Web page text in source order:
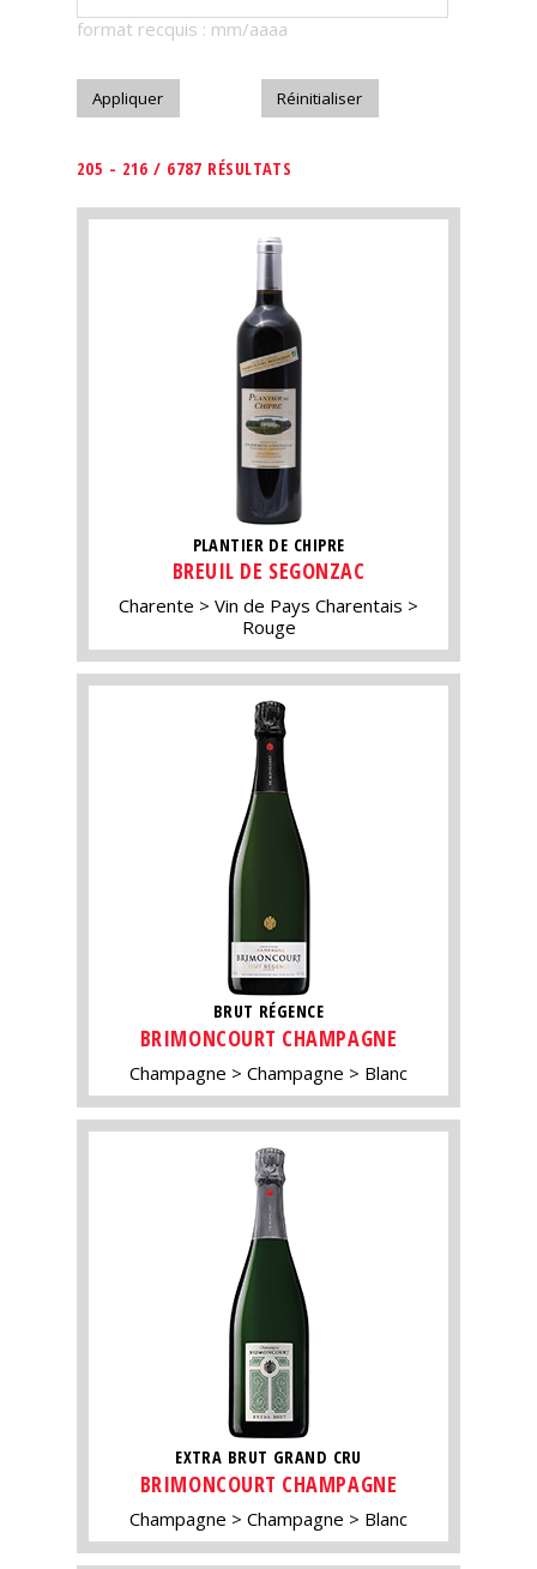
Télécharger
format recquis : mm/aaaa
205 - 216 / 6787 RÉSULTATS
PLANTIER DE CHIPRE
BREUIL DE SEGONZAC
Charente
Vin de Pays Charentais
Rouge
BRUT RÉGENCE
BRIMONCOURT CHAMPAGNE
Champagne Champagne Blanc
EXTRA BRUT GRAND CRU
BRIMONCOURT CHAMPAGNE
Champagne Champagne Blanc